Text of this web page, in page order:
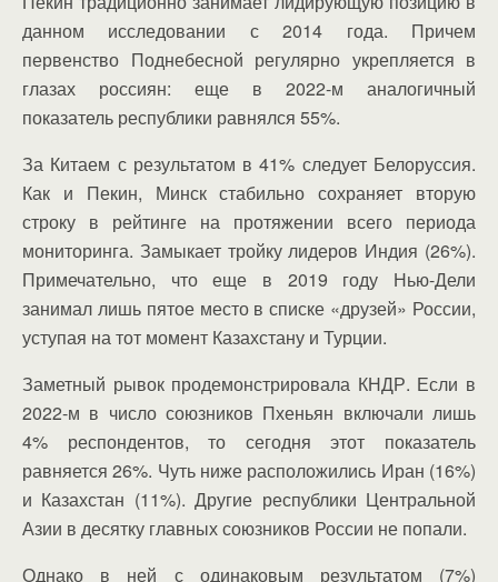
данном исследовании с 2014 года. Причем
первенство Поднебесной регулярно укрепляется в
глазах россиян: еще в 2022-м аналогичный
показатель республики равнялся 55%.
За Китаем с результатом в 41% следует Белоруссия.
Как и Пекин, Минск стабильно сохраняет вторую
строку в рейтинге на протяжении всего периода
мониторинга. Замыкает тройку лидеров Индия (26%).
Примечательно, что еще в 2019 году Нью-Дели
занимал лишь пятое место в списке «друзей» России,
уступая на тот момент Казахстану и Турции.
Заметный рывок продемонстрировала КНДР. Если в
2022-м в число союзников Пхеньян включали лишь
4% респондентов, то сегодня этот показатель
равняется 26%. Чуть ниже расположились Иран (16%)
и Казахстан (11%). Другие республики Центральной
Азии в десятку главных союзников России не попали.
Однако в ней с одинаковым результатом (7%)